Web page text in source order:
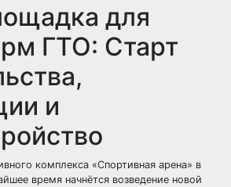
для
ГТО: Старт
и
комплекса «Спортивная арена» в
время начнётся возведение новой